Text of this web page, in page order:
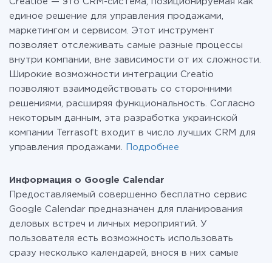
отарифах
единое решение для управления продажами,
маркетингом и сервисом. Этот инструмент
позволяет отслеживать самые разные процессы
внутри компании, вне зависимости от их сложности.
Широкие возможности интеграции Creatio
позволяют взаимодействовать со сторонними
решениями, расширяя функциональность. Согласно
некоторым данным, эта разработка украинской
компании Terrasoft входит в число лучших CRM для
управления продажами.
Подробнее
Информация о Google Calendar
Предоставляемый совершенно бесплатно сервис
Google Calendar предназначен для планирования
деловых встреч и личных мероприятий. У
пользователя есть возможность использовать
сразу несколько календарей, внося в них самые